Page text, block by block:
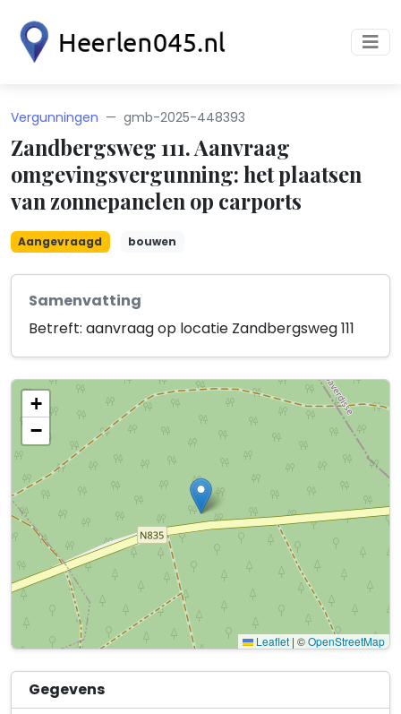
Vergunningen gmb-2025-448393
Zandbergsweg 111. Aanvraag
omgevingsvergunning: het plaatsen
van zonnepanelen op carports
Aangevraagd bouwen
Samenvatting
Betreft: aanvraag op locatie Zandbergsweg 111
+
−
Leaflet | ©OpenStreetMap
Gegevens